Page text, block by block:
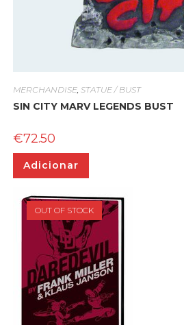
MERCHANDISE, STATUE / BUST
SIN CITY MARV LEGENDS BUST
€72.50
Adicionar
OUT OF STOCK